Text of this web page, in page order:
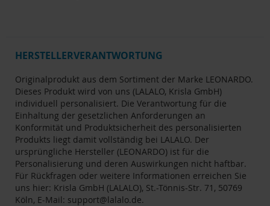
HERSTELLERVERANTWORTUNG
Originalprodukt aus dem Sortiment der Marke LEONARDO.
Dieses Produkt wird von uns (LALALO, Krisla GmbH)
individuell personalisiert. Die Verantwortung für die
Einhaltung der gesetzlichen Anforderungen an
Konformität und Produktsicherheit des personalisierten
Produkts liegt damit vollständig bei LALALO. Der
ursprüngliche Hersteller (LEONARDO) ist für die
Personalisierung und deren Auswirkungen nicht haftbar.
Für Rückfragen oder weitere Informationen erreichen Sie
uns hier: Krisla GmbH (LALALO), St.-Tönnis-Str. 71, 50769
Köln, E-Mail: support@lalalo.de.